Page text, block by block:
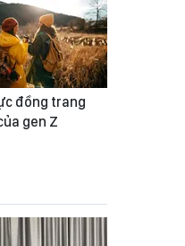
đồng trang
gen Z